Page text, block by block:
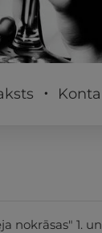
nokrāsas" 1.